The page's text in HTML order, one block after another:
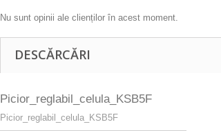
Nu sunt opinii ale clienților în acest moment.
DESCĂRCĂRI
Picior_reglabil_celula_KSB5F
Picior_reglabil_celula_KSB5F